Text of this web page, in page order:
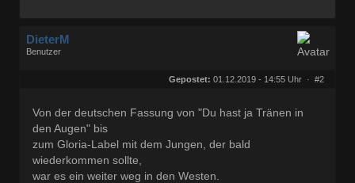
DieterM
Benutzer
Gepostet: 01.12.2019 - 14:55 Uhr · #2
Von der deutschen Fassung von "Du hast ja Tränen in
den Augen" bis
zum Gloria-Label mit dem Jungen, der bald
wiederkommen sollte,
war es ein weiter weg in den Westen.